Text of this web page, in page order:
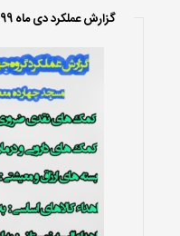
گزارش عملکرد دی ماه 99